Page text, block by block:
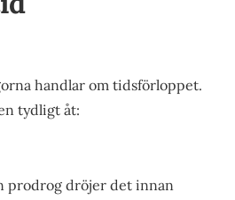
handlar om tidsförloppet.
tydligt åt:
prodrog dröjer det innan